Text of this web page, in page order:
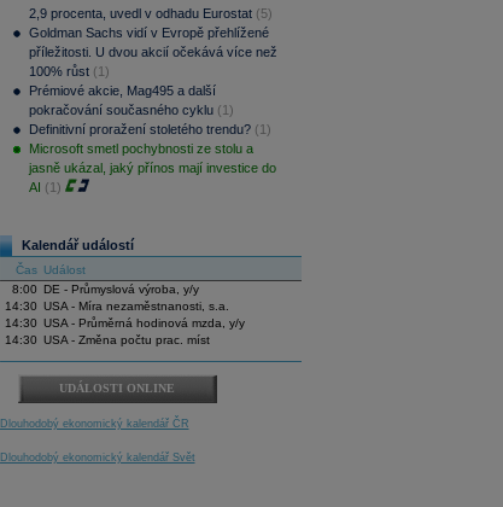
2,9 procenta, uvedl v odhadu Eurostat (5)
Goldman Sachs vidí v Evropě přehlížené
příležitosti. U dvou akcií očekává více než
100% růst (1)
Prémiové akcie, Mag495 a další
pokračování současného cyklu (1)
Definitivní proražení stoletého trendu? (1)
Microsoft smetl pochybnosti ze stolu a
jasně ukázal, jaký přínos mají investice do
AI (1)
Kalendář událostí
Čas Událost
8:00
DE - Průmyslová výroba, y/y
14:30 USA - Míra nezaměstnanosti, s.a.
14:30 USA - Průměrná hodinová mzda, y/y
14:30 USA - Změna počtu prac. míst
UDÁLOSTI ONLINE
Dlouhodobý ekonomický kalendář ČR
Dlouhodobý ekonomický kalendář Svět